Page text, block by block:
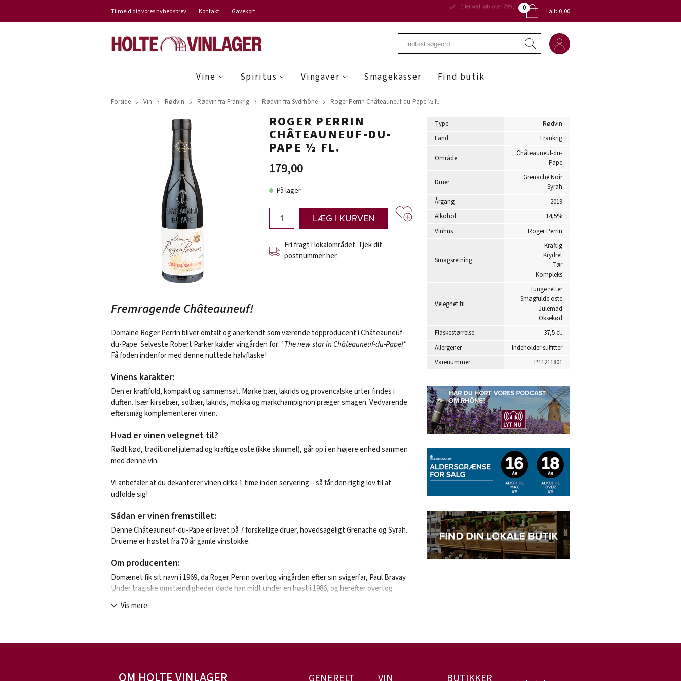
Tilmeld dig vores nyhedsbrev Kontakt Gavekort Eller ved køb over 799,- 0 I alt: 0,00
Vine Spiritus Vingaver Smagekasser Find butik
Forside Vin Rødvin Rødvin fra Frankrig Rødvin fra Sydrhône Roger Perrin Châteauneuf-du-Pape ½ fl.
ROGER PERRIN
CHÂTEAUNEUF-DU-
PAPE ½ FL.
179,00
På lager
LÆG I KURVEN
Fri fragt i lokalområdet.Tjek dit
postnummer her.
Fremragende Châteauneuf!
Domaine Roger Perrin bliver omtalt og anerkendt som værende topproducent i Châteauneuf-
du-Pape. Selveste Robert Parker kalder vingården for: ”The new star in Châteauneuf-du-Pape!"
Få foden indenfor med denne nuttede halvflaske!
Vinens karakter:
Den er kraftfuld, kompakt og sammensat. Mørke bær, lakrids og provencalske urter findes i
duften. Især kirsebær, solbær, lakrids, mokka og markchampignon præger smagen. Vedvarende
eftersmag komplementerer vinen.
Hvad er vinen velegnet til?
Rødt kød, traditionel julemad og kraftige oste (ikke skimmel), går op i en højere enhed sammen
med denne vin.
Vi anbefaler at du dekanterer vinen cirka 1 time inden servering – så får den rigtig lov til at
udfolde sig!
Sådan er vinen fremstillet:
Denne Châteauneuf-du-Pape er lavet på 7 forskellige druer, hovedsageligt Grenache og Syrah.
Druerne er høstet fra 70 år gamle vinstokke.
Om producenten:
Domænet fik sit navn i 1969, da Roger Perrin overtog vingården efter sin svigerfar, Paul Bravay.
Under tragiske omstændigheder døde han midt under en høst i 1986, og herefter overtog
slutningen af 90’erne, så bygninger såvel som udstyr, den dag i dag, fremstår særdeles
arbejdede inden overtagelsen, som praktiserende ønolog i Bourgogne og Xavier har
Vis mere
Type
Rødvin
Land
Frankrig
Område
Châteauneuf-du-
Pape
Druer
Grenache Noir
Syrah
Årgang
2019
Alkohol
14,5%
Vinhus
Roger Perrin
Smagsretning
Kraftig
Krydret
Tør
Kompleks
Velegnet til
Tunge retter
Smagfulde oste
Julemad
Oksekød
Flaskestørrelse
37,5 cl.
Allergener
Indeholder sulfitter
Varenummer
P11211801